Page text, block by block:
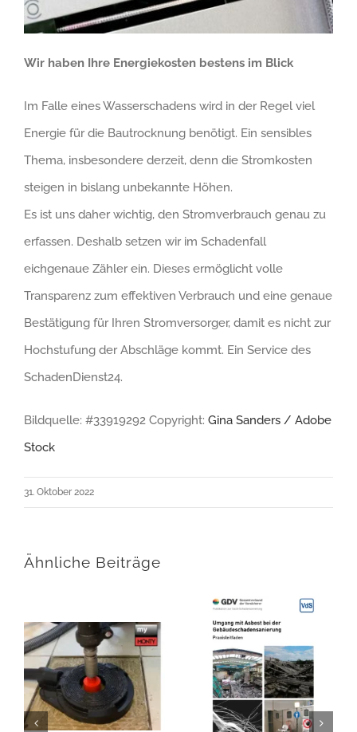
Wir haben Ihre Energiekosten bestens im Blick
Im Falle eines Wasserschadens wird in der Regel viel
Energie für die Bautrocknung benötigt. Ein sensibles
Thema, insbesondere derzeit, denn die Stromkosten
steigen in bislang unbekannte Höhen.
Es ist uns daher wichtig, den Stromverbrauch genau zu
erfassen. Deshalb setzen wir im Schadenfall
eichgenaue Zähler ein. Dieses ermöglicht volle
Transparenz zum effektiven Verbrauch und eine genaue
Bestätigung für Ihren Stromversorger, damit es nicht zur
Hochstufung der Abschläge kommt. Ein Service des
SchadenDienst24.
Bildquelle: #33919292 Copyright: Gina Sanders / Adobe
Stock
31. Oktober 2022
Ähnliche Beiträge